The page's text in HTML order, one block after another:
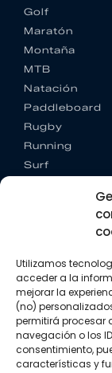
Utilizamos
acceder a la
mejorar la
(no)
permitirá procesar
navegación o los
consentimiento,
características y
Golf
Maratón
Montaña
MTB
Natación
Paddleboard
Rugby
Running
Surf
CONTACTO
+34 662
SÍGUENOS